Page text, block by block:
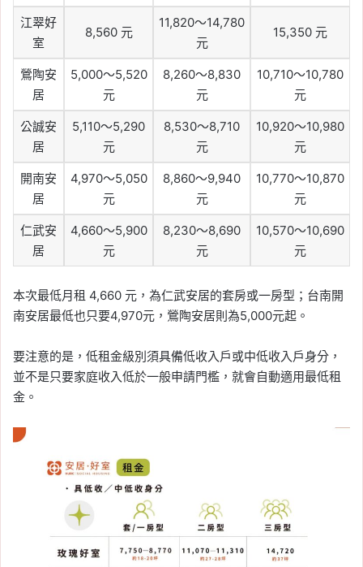
江翠好
室
8,560 元
11,820～14,780
元
15,350 元
鶯陶安
居
5,000～5,520
元
8,260～8,830
元
10,710～10,780
元
公誠安
居
5,110～5,290
元
8,530～8,710
元
10,920～10,980
元
開南安
居
4,970～5,050
元
8,860～9,940
元
10,770～10,870
元
仁武安
居
4,660～5,900
元
8,230～8,690
元
10,570～10,690
元
本次最低月租 4,660 元，為仁武安居的套房或一房型；台南開
南安居最低也只要4,970元，鶯陶安居則為5,000元起。
要注意的是，低租金級別須具備低收入戶或中低收入戶身分，
並不是只要家庭收入低於一般申請門檻，就會自動適用最低租
金。